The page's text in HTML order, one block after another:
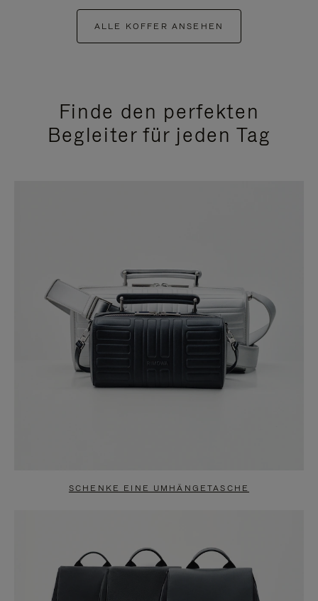
ALLE KOFFER ANSEHEN
Finde den perfekten
Begleiter für jeden Tag
SCHENKE EINE UMHÄNGETASCHE